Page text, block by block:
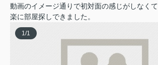
動画のイメージ通りで初対面の感じがしなくて
楽に部屋探しできました。
1/1